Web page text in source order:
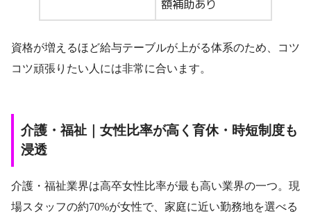
額補助あり
資格が増えるほど給与テーブルが上がる体系のため、コツ
コツ頑張りたい人には非常に合います。
介護・福祉｜女性比率が高く育休・時短制度も
浸透
介護・福祉業界は高卒女性比率が最も高い業界の一つ。現
場スタッフの約70%が女性で、家庭に近い勤務地を選べる